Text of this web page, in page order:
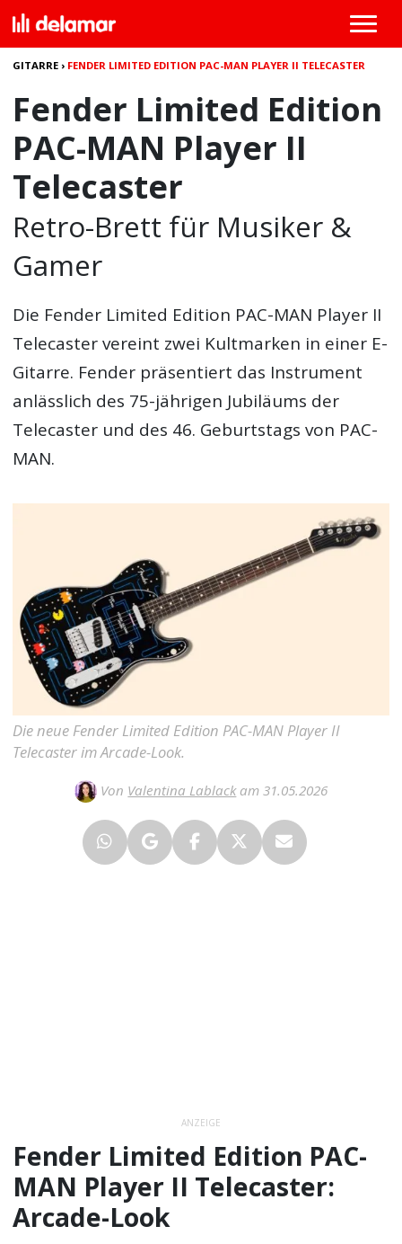
GITARRE › FENDER LIMITED EDITION PAC-MAN PLAYER II TELECASTER
Fender Limited Edition
PAC-MAN Player II
Telecaster
Retro-Brett für Musiker &
Gamer
Die Fender Limited Edition PAC-MAN Player II
Telecastervereint zwei Kultmarken in einer E-
Gitarre. Fender präsentiert das Instrument
anlässlich des 75-jährigen Jubiläums der
Telecaster und des 46. Geburtstags von PAC-
MAN.
Die neue Fender Limited Edition PAC-MAN Player II
Telecaster im Arcade-Look.
Von Valentina Lablack am 31.05.2026
ANZEIGE
Fender Limited Edition PAC-
MAN Player II Telecaster:
Arcade-Look